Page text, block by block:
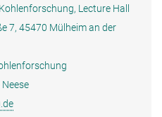
Lecture Hall
7, 45470 Mülheim an der